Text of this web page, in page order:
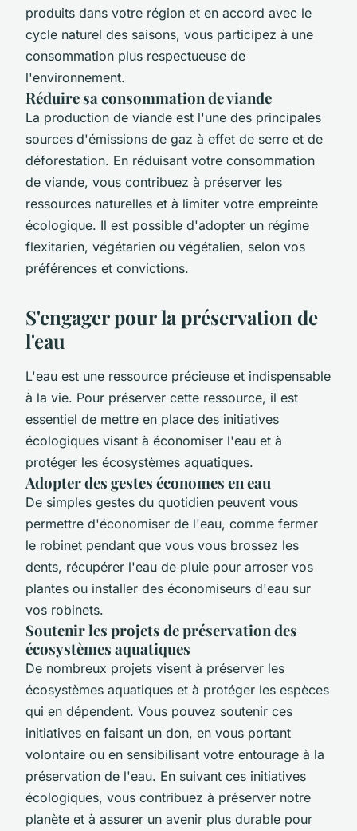
produits dans votre région et en accord avec le
cycle naturel des saisons, vous participez à une
consommation plus respectueuse de
l'environnement.
Réduire sa consommation de viande
La production de viande est l'une des principales
sources d'émissions de gaz à effet de serre et de
déforestation. En réduisant votre consommation
de viande, vous contribuez à préserver les
ressources naturelles et à limiter votre empreinte
écologique. Il est possible d'adopter un régime
flexitarien, végétarien ou végétalien, selon vos
préférences et convictions.
S'engager pour la préservation de
l'eau
L'eau est une ressource précieuse et indispensable
à la vie. Pour préserver cette ressource, il est
essentiel de mettre en place des initiatives
écologiques visant à économiser l'eau et à
protéger les écosystèmes aquatiques.
Adopter des gestes économes en eau
De simples gestes du quotidien peuvent vous
permettre d'économiser de l'eau, comme fermer
le robinet pendant que vous vous brossez les
dents, récupérer l'eau de pluie pour arroser vos
plantes ou installer des économiseurs d'eau sur
vos robinets.
Soutenir les projets de préservation des
écosystèmes aquatiques
De nombreux projets visent à préserver les
écosystèmes aquatiques et à protéger les espèces
qui en dépendent. Vous pouvez soutenir ces
initiatives en faisant un don, en vous portant
volontaire ou en sensibilisant votre entourage à la
préservation de l'eau. En suivant ces initiatives
écologiques, vous contribuez à préserver notre
planète et à assurer un avenir plus durable pour